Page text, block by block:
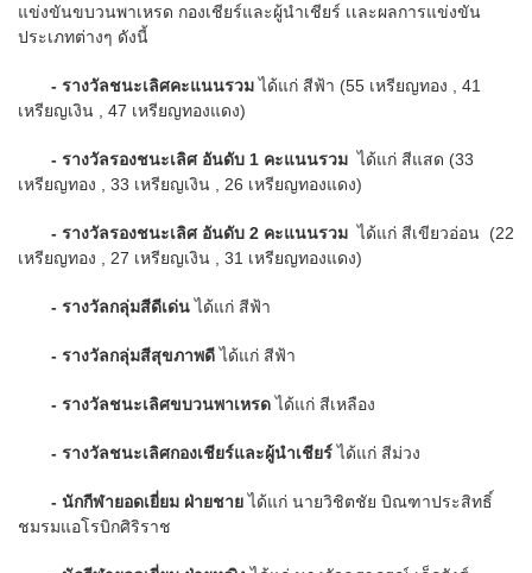
แข่งขันขบวนพาเหรด กองเชียร์และผู้นำเชียร์ เเละผลการแข่งขัน
ประเภทต่างๆ ดังนี้
- รางวัลชนะเลิศคะแนนรวมได้แก่ สีฟ้า (55 เหรียญทอง , 41
เหรียญเงิน , 47 เหรียญทองแดง)
- รางวัลรองชนะเลิศ อันดับ 1 คะแนนรวม ได้แก่ สีแสด (33
เหรียญทอง , 33 เหรียญเงิน , 26 เหรียญทองแดง)
- รางวัลรองชนะเลิศ อันดับ 2 คะแนนรวม ได้แก่ สีเขียวอ่อน (22
เหรียญทอง , 27 เหรียญเงิน , 31 เหรียญทองแดง)
- รางวัลกลุ่มสีดีเด่นได้แก่ สีฟ้า
- รางวัลกลุ่มสีสุขภาพดีได้แก่ สีฟ้า
- รางวัลชนะเลิศขบวนพาเหรดได้แก่ สีเหลือง
- รางวัลชนะเลิศกองเชียร์และผู้นำเชียร์ได้แก่ สีม่วง
- นักกีฬายอดเยี่ยม ฝ่ายชายได้แก่ นายวิชิตชัย บิณฑาประสิทธิ์
ชมรมแอโรบิกศิริราช